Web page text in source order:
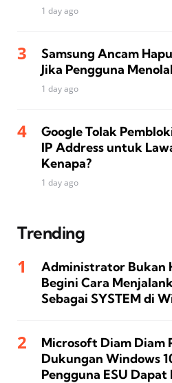
1 day ago
Samsung Ancam
Jika Pengguna
1 day ago
Google Tolak
IP Address untuk
Kenapa?
1 day ago
Trending
Administrator Bukan
Begini Cara
Sebagai SYSTEM di
Microsoft Diam Diam
Dukungan Windows
Pengguna ESU Dapat